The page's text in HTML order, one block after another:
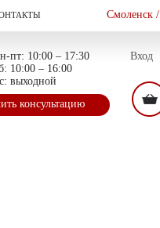
консультацию
пт: 10:00 – 17:30
10:00 – 16:00
выходной
Смоленск /
Вход